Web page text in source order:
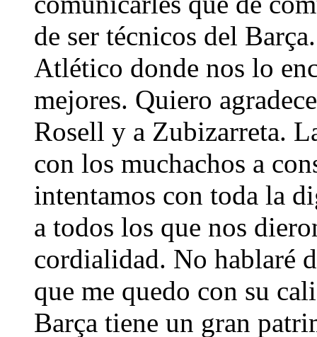
de ser técnicos del
Atlético donde nos lo
mejores. Quiero
Rosell y a Zubizarreta.
con los muchachos a
intentamos con toda la
a todos los que nos
cordialidad. No hablaré
que me quedo con su
Barça tiene un gran